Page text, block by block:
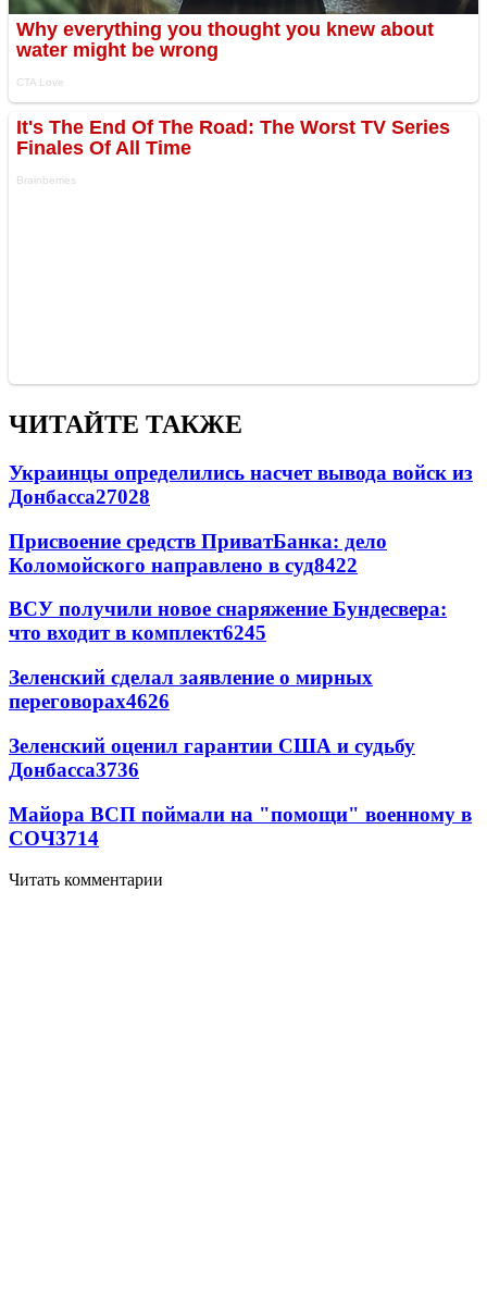
ЧИТАЙТЕ ТАКЖЕ
Украинцы определились насчет вывода войск из
Донбасса27028
Присвоение средств ПриватБанка: дело
Коломойского направлено в суд8422
ВСУ получили новое снаряжение Бундесвера:
что входит в комплект6245
Зеленский сделал заявление о мирных
переговорах4626
Зеленский оценил гарантии США и судьбу
Донбасса3736
Майора ВСП поймали на "помощи" военному в
СОЧ3714
Читать комментарии